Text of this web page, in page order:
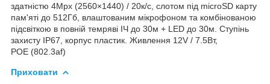
здатністю 4Mpx (2560×1440) / 20к/с, слотом під microSD карту
пам'яті до 512Гб, влаштованим мікрофоном та комбінованою
підсвіткою в повній темряві ІЧ до 30м + LED до 30м. Ступінь
захисту ІР67, корпус пластик. Живлення 12V / 7.5Вт,
РОЕ (802.3af)
Приховати